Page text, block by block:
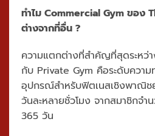
ทำไม Commercial Gym ของ
ต่างจากที่อื่น ?
ความแตกต่างที่สำคัญที่สุดระหว่
กับ Private Gym คือระดับควา
อุปกรณ์สำหรับฟิตเนสเชิงพาณิช
วันละหลายชั่วโมง จากสมาชิกจ
365 วัน